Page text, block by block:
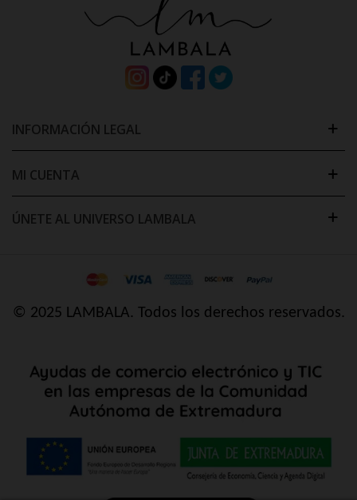
INFORMACIÓN LEGAL
MI CUENTA
ÚNETE AL UNIVERSO LAMBALA
© 2025 LAMBALA. Todos los derechos reservados.